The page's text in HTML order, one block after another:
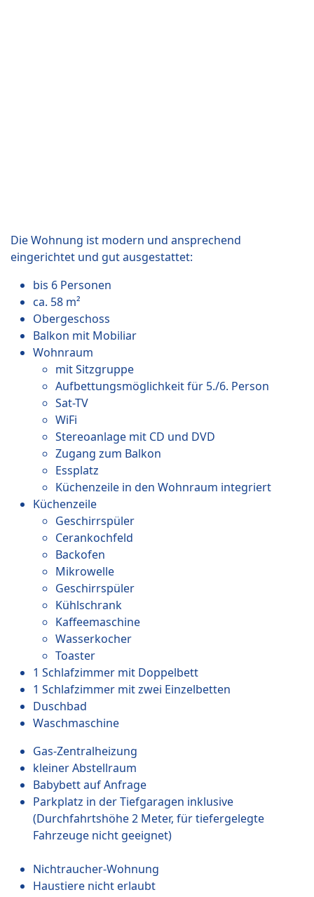
Die Wohnung ist modern und ansprechend
eingerichtet und gut ausgestattet:
bis 6 Personen
ca. 58 m²
Obergeschoss
Balkon mit Mobiliar
Wohnraum
mit Sitzgruppe
Aufbettungsmöglichkeit für 5./6. Person
Sat-TV
WiFi
Stereoanlage mit CD und DVD
Zugang zum Balkon
Essplatz
Küchenzeile in den Wohnraum integriert
Küchenzeile
Geschirrspüler
Cerankochfeld
Backofen
Mikrowelle
Geschirrspüler
Kühlschrank
Kaffeemaschine
Wasserkocher
Toaster
1 Schlafzimmer mit Doppelbett
1 Schlafzimmer mit zwei Einzelbetten
Duschbad
Waschmaschine
Gas-Zentralheizung
kleiner Abstellraum
Babybett auf Anfrage
Parkplatz in der Tiefgaragen inklusive
(Durchfahrtshöhe 2 Meter, für tiefergelegte
Fahrzeuge nicht geeignet)
Nichtraucher-Wohnung
Haustiere nicht erlaubt